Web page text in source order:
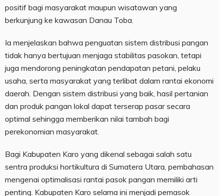
positif bagi masyarakat maupun wisatawan yang
berkunjung ke kawasan Danau Toba.
Ia menjelaskan bahwa penguatan sistem distribusi pangan
tidak hanya bertujuan menjaga stabilitas pasokan, tetapi
juga mendorong peningkatan pendapatan petani, pelaku
usaha, serta masyarakat yang terlibat dalam rantai ekonomi
daerah. Dengan sistem distribusi yang baik, hasil pertanian
dan produk pangan lokal dapat terserap pasar secara
optimal sehingga memberikan nilai tambah bagi
perekonomian masyarakat.
Bagi Kabupaten Karo yang dikenal sebagai salah satu
sentra produksi hortikultura di Sumatera Utara, pembahasan
mengenai optimalisasi rantai pasok pangan memiliki arti
penting. Kabupaten Karo selama ini menjadi pemasok